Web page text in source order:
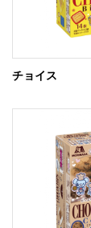
チョイス